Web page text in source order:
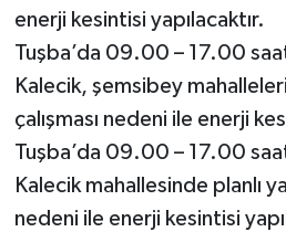
enerji kesintisi yapılacaktır.
Tuşba’da 09.00 – 17.00
Kalecik, şemsibey
çalışması nedeni ile enerji
Tuşba’da 09.00 – 17.00
Kalecik mahallesinde planlı
nedeni ile enerji kesintisi